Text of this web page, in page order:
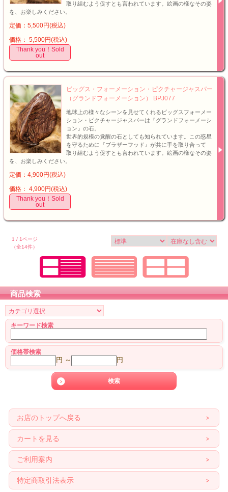
取り組むよう促すとも言われています。絵画の様なその姿
を、お楽しみください。
定価：5,500円(税込)
価格： 5,500円(税込)
Thank you！Sold
out
ビッグス・フォーメーション・ピクチャージャスパー
（グランドフォーメーション） BPJ077
地球上の様々なシーンを見せてくれるビッグスフォーメー
ション・ピクチャージャスパーは『グランドフォーメーシ
ョン』の石。
世界的規模の覚醒の石としても知られています。この惑星
を守るために『ブラザーフッド』が共に手を取り合って
取り組むよう促すとも言われています。絵画の様なその姿
を、お楽しみください。
定価：4,900円(税込)
価格： 4,900円(税込)
Thank you！Sold
out
1 / 1ページ
（全14件）
商品検索
キーワード検索
価格帯検索
円 ～ 円
お店のトップへ戻る
カートを見る
ご利用案内
特定商取引法表示